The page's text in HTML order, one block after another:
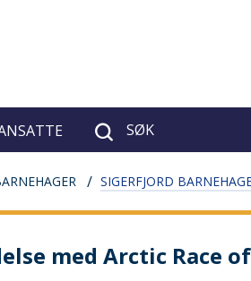
SØK
SIGERFJORD
med Arctic Race